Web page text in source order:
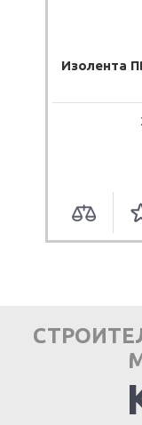
Изолента